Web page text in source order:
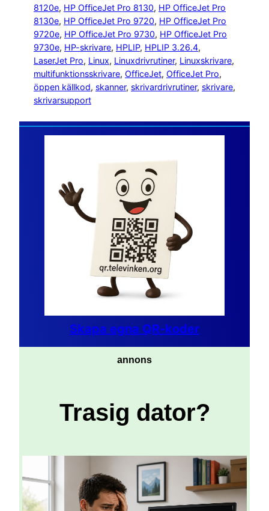
8120e, HP OfficeJet Pro 8130, HP OfficeJet Pro
8130e, HP OfficeJet Pro 9720, HP OfficeJet Pro
9720e, HP OfficeJet Pro 9730, HP OfficeJet Pro
9730e, HP-skrivare, HPLIP, HPLIP 3.26.4
LaserJet Pro, Linux, Linuxdrivrutiner, Linuxskrivare
multifunktionsskrivare, OfficeJet, OfficeJet Pro
öppen källkod, skanner, skrivardrivrutiner, skrivare
skrivarsupport
Skapa egna QR-koder
annons
Trasig dator?